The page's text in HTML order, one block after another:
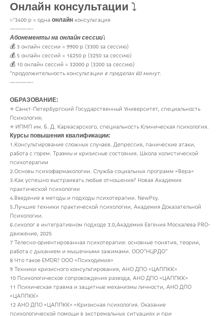
Онлайн консультации ⤵️
✅3400 р = одна онлайн консультация
————-
Абонементы на онлайн сессии⤵️
💰 3 онлайн сессии = 9900 р (3300 за сессию)
💰 5 онлайн сессий = 16250 р (3250 за сессию)
💰 10 онлайн сессий = 32000 р (3200 за сессию)
*продолжительность консультации в пределах 60 минут.
————-
ОБРАЗОВАНИЕ:
⭐️ Санкт-Петербургский Государственный Университет, специальность
Психология;
⭐️ ИПМП им. Б. Д. Карвасарского, специальность Клиническая психология.
Курсы повышения квалификации:
1.Консультирование сложных случаев. Депрессия, панические атаки,
работа с горем. Травмы и кризисные состояния. Школа холистической
психотерапии
2.Основы психофармакологии. Служба социальных программ «Вера»
3.Как успешно выстраивать любые отношения? Новая Академия
практической психологии
4.Введение в методы и подходы психотерапии. NewPsy.
5.Лучшие техники практической психологии, Академия Доказательной
Психологии.
6.сихолог в интегративном подходе 3.0,Академия Евгения Москалева PRO-
движение, 2025
7 Телесно-ориентированная психотерапия: основные понятия, теории,
работа с дыханием и мышечными зажимами. ООО"НЦРДО"
8 Что такое EMDR? ООО «Психодемия»
9 Техники кризисного консультирования, АНО ДПО «ЦАППКК»
10 Психологическое сопровождения развода, АНО ДПО «ЦАППКК»
11 Психическая травма и защитные механизмы личности, АНО ДПО
«ЦАППКК»
12 АНО ДПО «ЦАППКК» «Кризисная психология. Оказание
психологической помощи в экстремальных ситуациях и при